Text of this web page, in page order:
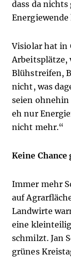
dass da
Visiolar hat in
Arbeitsplätze,
Blühstreifen,
nicht, was
seien
eh nur
nicht mehr.“
Keine
Immer mehr
auf
Landwirte
eine
schmilzt. Jan
grünes